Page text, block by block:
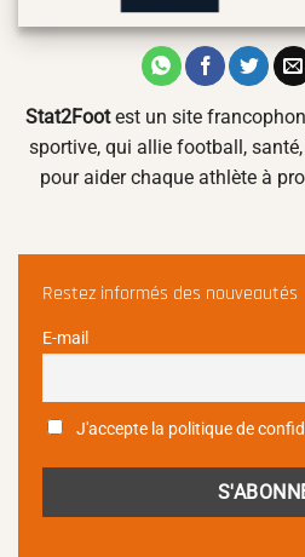
Stat2Footest un site
sportive, qui allie football,
pour aider chaque athlète à
Restez informés des nouveautés
E-mail
J'accepte la politique de